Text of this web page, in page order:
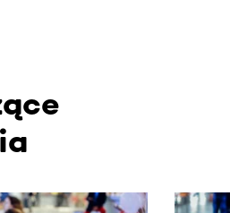
przewijane w poziomie. Użyj